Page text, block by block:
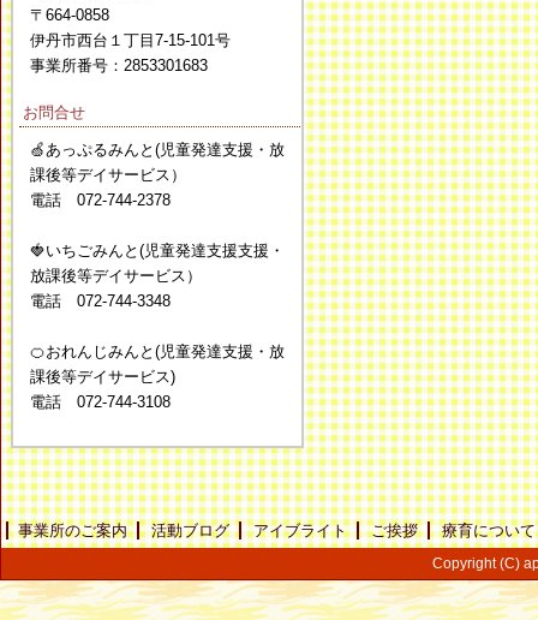
〒664-0858
伊丹市西台１丁目7-15-101号
事業所番号：2853301683
お問合せ
🍏あっぷるみんと(児童発達支援・放
課後等デイサービス）
電話 072-744-2378
🍓いちごみんと(児童発達支援支援・
放課後等デイサービス）
電話 072-744-3348
🍊おれんじみんと(児童発達支援・放
課後等デイサービス)
電話 072-744-3108
事業所のご案内 活動ブログ アイブライト ご挨拶 療育について
Copyright (C)